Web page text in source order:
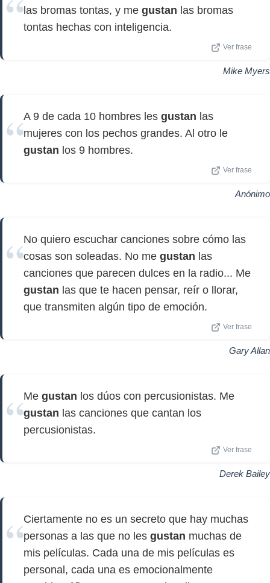
las bromas tontas, y me gustan las bromas
tontas hechas con inteligencia.
Ver frase
Mike Myers
A 9 de cada 10 hombres les gustan las
mujeres con los pechos grandes. Al otro le
gustan los 9 hombres.
Ver frase
Anónimo
No quiero escuchar canciones sobre cómo las
cosas son soleadas. No me gustan las
canciones que parecen dulces en la radio... Me
gustan las que te hacen pensar, reír o llorar,
que transmiten algún tipo de emoción.
Ver frase
Gary Allan
Me gustan los dúos con percusionistas. Me
gustan las canciones que cantan los
percusionistas.
Ver frase
Derek Bailey
Ciertamente no es un secreto que hay muchas
personas a las que no les gustan muchas de
mis películas. Cada una de mis películas es
personal, cada una es emocionalmente